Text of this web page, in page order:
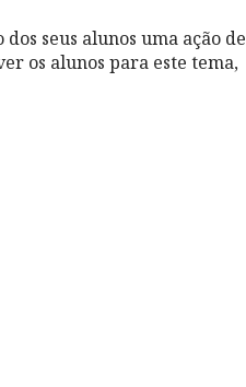
seus alunos uma ação de
os alunos para este tema,